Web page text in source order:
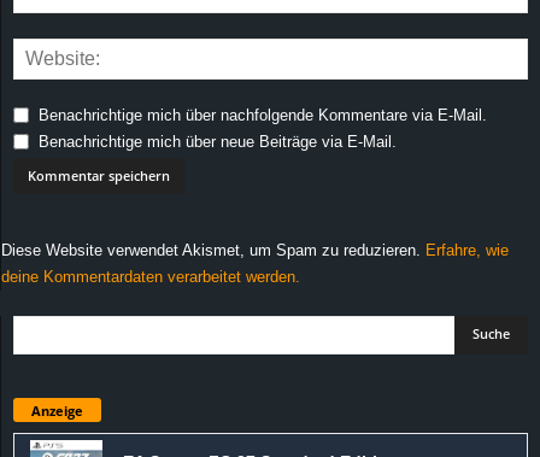
Benachrichtige mich über nachfolgende Kommentare via E-Mail.
Benachrichtige mich über neue Beiträge via E-Mail.
Diese Website verwendet Akismet, um Spam zu reduzieren.
Erfahre, wie
deine Kommentardaten verarbeitet werden.
Anzeige